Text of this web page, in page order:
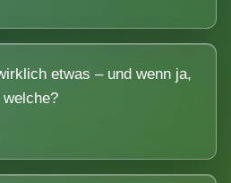
etwas – und wenn ja,
welche?